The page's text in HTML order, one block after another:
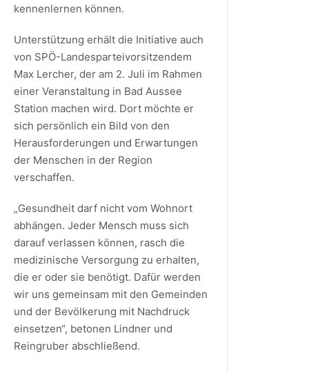
kennenlernen können.
Unterstützung erhält die Initiative auch
von SPÖ-Landesparteivorsitzendem
Max Lercher, der am 2. Juli im Rahmen
einer Veranstaltung in Bad Aussee
Station machen wird. Dort möchte er
sich persönlich ein Bild von den
Herausforderungen und Erwartungen
der Menschen in der Region
verschaffen.
„Gesundheit darf nicht vom Wohnort
abhängen. Jeder Mensch muss sich
darauf verlassen können, rasch die
medizinische Versorgung zu erhalten,
die er oder sie benötigt. Dafür werden
wir uns gemeinsam mit den Gemeinden
und der Bevölkerung mit Nachdruck
einsetzen“, betonen Lindner und
Reingruber abschließend.